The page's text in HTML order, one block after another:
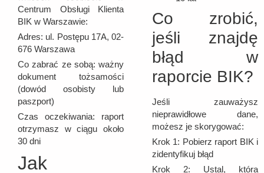
Centrum Obsługi Klienta
BIK w Warszawie:
Adres: ul. Postępu 17A, 02-
676 Warszawa
Co zabrać ze sobą: ważny
dokument tożsamości
(dowód osobisty lub
paszport)
Czas oczekiwania: raport
otrzymasz w ciągu około
30 dni
Jak
Co zrobić,
jeśli znajdę
błąd w
raporcie BIK?
Jeśli zauważysz
nieprawidłowe dane,
możesz je skorygować:
Krok 1: Pobierz raport BIK i
zidentyfikuj błąd
Krok 2: Ustal, która